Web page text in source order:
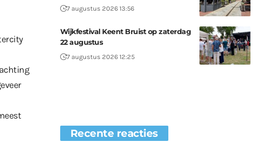
7 augustus 2026 13:56
Wijkfestival Keent Bruist op zaterdag
22 augustus
7 augustus 2026 12:25
Recente reacties